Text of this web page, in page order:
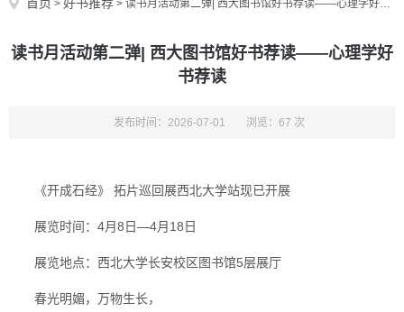
> > 读书月活动第二弹| 西大图书馆好书荐读——心理学好书荐读
读书月活动第二弹| 西大图书馆好书荐读——心理学好
书荐读
发布时间：2026-07-01 浏览：67 次
《开成石经》 拓片巡回展西北大学站现已开展
展览时间：4月8日—4月18日
展览地点：西北大学长安校区图书馆5层展厅
春光明媚，万物生长，